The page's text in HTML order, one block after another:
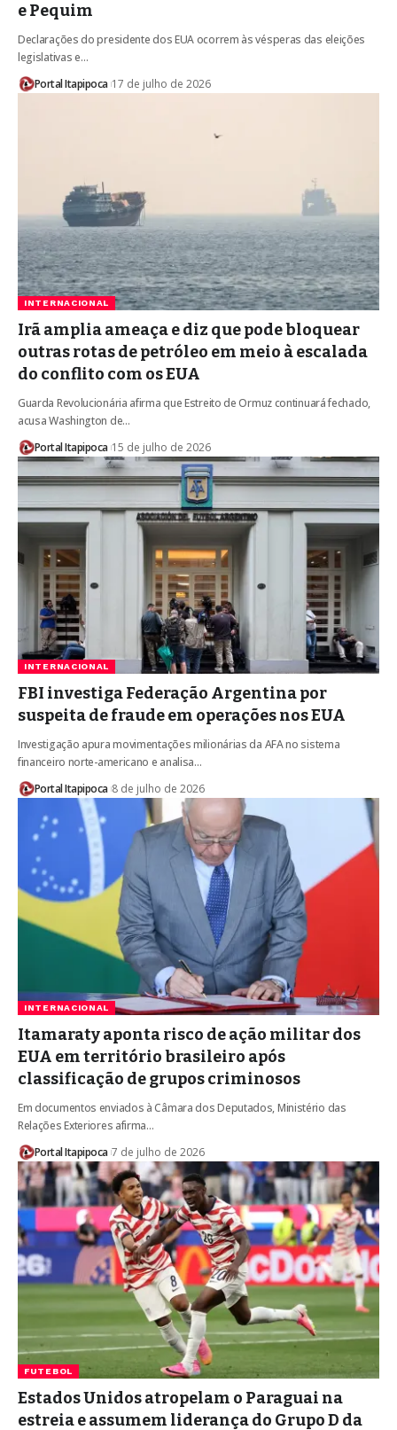
e Pequim
Declarações do presidente dos EUA ocorrem às vésperas das eleições
legislativas e…
Portal Itapipoca 17 de julho de 2026
INTERNACIONAL
Irã amplia ameaça e diz que pode bloquear
outras rotas de petróleo em meio à escalada
do conflito com os EUA
Guarda Revolucionária afirma que Estreito de Ormuz continuará fechado,
acusa Washington de…
Portal Itapipoca 15 de julho de 2026
INTERNACIONAL
FBI investiga Federação Argentina por
suspeita de fraude em operações nos EUA
Investigação apura movimentações milionárias da AFA no sistema
financeiro norte-americano e analisa…
Portal Itapipoca 8 de julho de 2026
INTERNACIONAL
Itamaraty aponta risco de ação militar dos
EUA em território brasileiro após
classificação de grupos criminosos
Em documentos enviados à Câmara dos Deputados, Ministério das
Relações Exteriores afirma…
Portal Itapipoca 7 de julho de 2026
FUTEBOL
Estados Unidos atropelam o Paraguai na
estreia e assumem liderança do Grupo D da